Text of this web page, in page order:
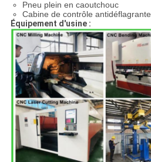
Pneu plein en caoutchouc
Cabine de contrôle antidéflagrante
Équipement d'usine :